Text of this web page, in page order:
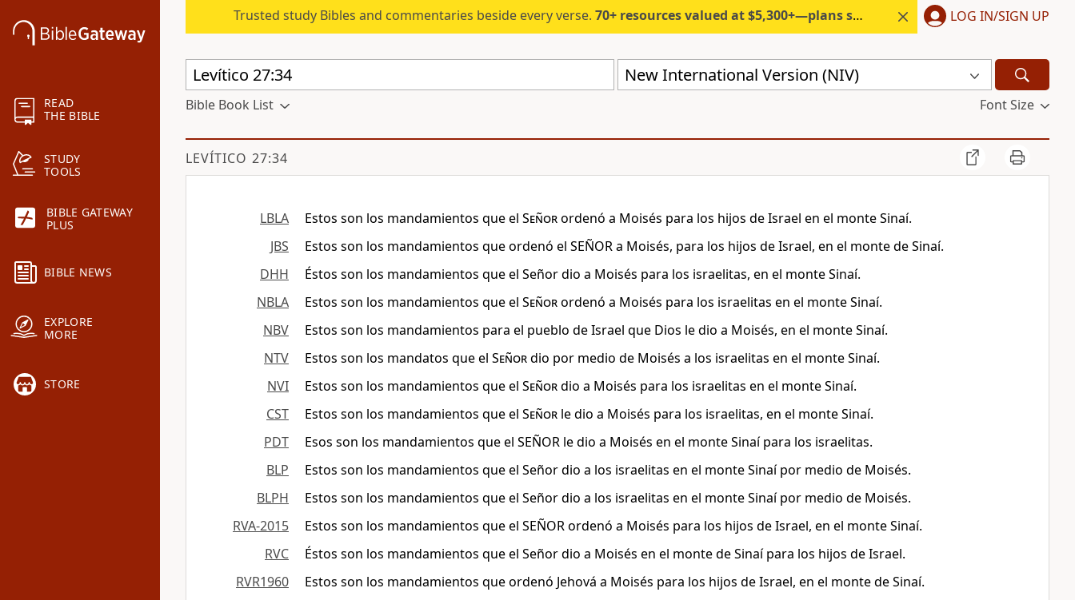
READ
THE BIBLE
STUDY
TOOLS
BIBLE GATEWAY
PLUS
BIBLE NEWS
EXPLORE
MORE
STORE
Trusted study Bibles and commentaries beside every verse. 70+ resources valued at $5,300+—plans start under $6/month. LOG IN/SIGN UP
New International Version (NIV)
Bible Book List Font Size
LEVÍTICO 27:34
LBLA Estos son los mandamientos que el Señorordenó a Moisés para los hijos de Israel en el monte Sinaí.
JBS
Estos son los mandamientos que ordenó el SEÑOR a Moisés, para los hijos de Israel, en el monte de Sinaí.
DHH
Éstos son los mandamientos que el Señor dio a Moisés para los israelitas, en el monte Sinaí.
NBLA
Estos son los mandamientos que el Señorordenó a Moisés para los israelitas en el monte Sinaí.
NBV
Estos son los mandamientos para el pueblo de Israel que Dios le dio a Moisés, en el monte Sinaí.
NTV
Estos son los mandatos que el Señordio por medio de Moisés a los israelitas en el monte Sinaí.
NVI
Estos son los mandamientos que el Señordio a Moisés para los israelitas en el monte Sinaí.
CST
Estos son los mandamientos que el Señor le dio a Moisés para los israelitas, en el monte Sinaí.
PDT
Esos son los mandamientos que el SEÑOR le dio a Moisés en el monte Sinaí para los israelitas.
BLP
Estos son los mandamientos que el Señor dio a los israelitas en el monte Sinaí por medio de Moisés.
BLPH
Estos son los mandamientos que el Señor dio a los israelitas en el monte Sinaí por medio de Moisés.
RVA-2015
Estos son los mandamientos que el SEÑOR ordenó a Moisés para los hijos de Israel, en el monte Sinaí.
RVC
Éstos son los mandamientos que el Señor dio a Moisés en el monte de Sinaí para los hijos de Israel.
RVR1960
Estos son los mandamientos que ordenó Jehová a Moisés para los hijos de Israel, en el monte de Sinaí.